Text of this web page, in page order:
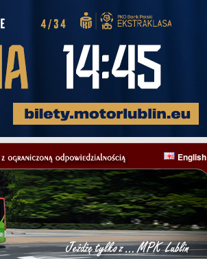
English